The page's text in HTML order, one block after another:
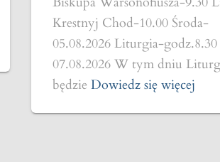
Krestnyj Chod-10.00 Środa-
05.08.2026 Liturgia-
07.08.2026 W tym dniu
będzie Dowiedz się więcej